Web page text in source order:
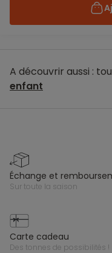
A découvrir aussi :
enfant
échange et
sur toute la saison
carte cadeau
des tonnes de possibilités !